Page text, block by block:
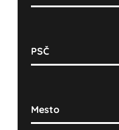
PSČ
Mesto